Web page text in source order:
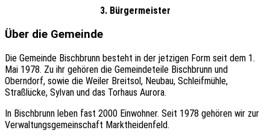
3. Bürgermeister
Über die Gemeinde
Die Gemeinde Bischbrunn besteht in der jetzigen Form seit dem 1.
Mai 1978. Zu ihr gehören die Gemeindeteile Bischbrunn und
Oberndorf, sowie die Weiler Breitsol, Neubau, Schleifmühle,
Straßlücke, Sylvan und das Torhaus Aurora.
In Bischbrunn leben fast 2000 Einwohner. Seit 1978 gehören wir zur
Verwaltungsgemeinschaft Marktheidenfeld.